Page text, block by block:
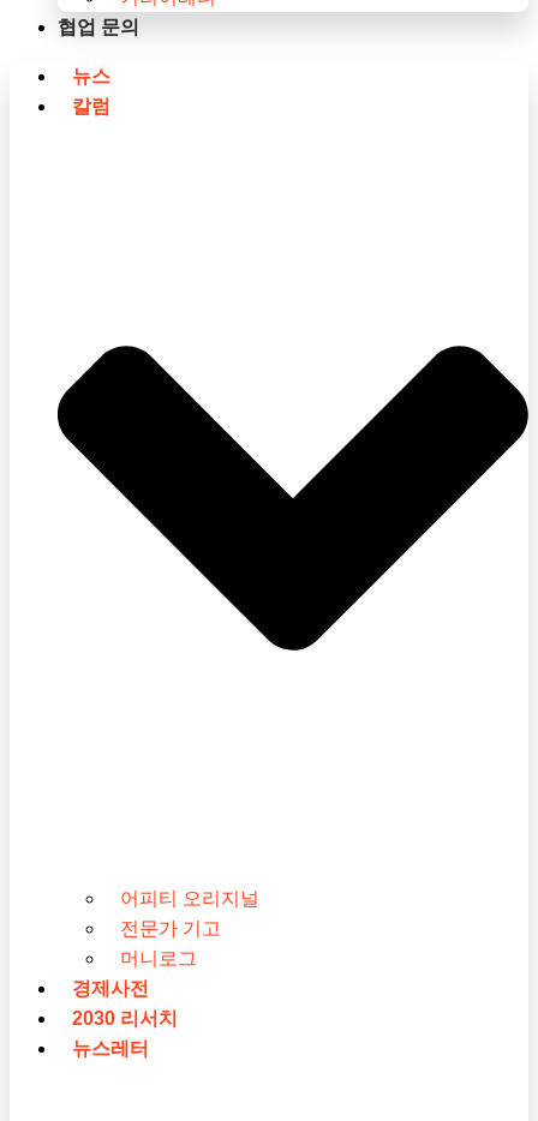
협업 문의
뉴스
칼럼
어피티 오리지널
전문가 기고
머니로그
경제사전
2030 리서치
뉴스레터